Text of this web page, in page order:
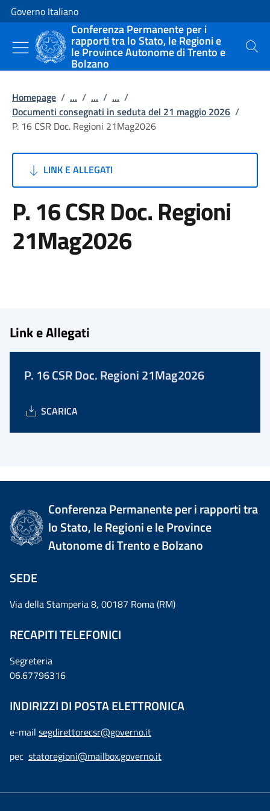
Vai al contenuto
Vai alla navigazione del sito
Governo Italiano
Conferenza Permanente per i
rapporti tra lo Stato, le Regioni e
le Province Autonome di Trento e
Bolzano
Cerca
Homepage / ... / ... / ... /
Documenti consegnati in seduta del 21 maggio 2026 /
P. 16 CSR Doc. Regioni 21Mag2026
LINK E ALLEGATI
P. 16 CSR Doc. Regioni
21Mag2026
Link e Allegati
P. 16 CSR Doc. Regioni 21Mag2026
SCARICA
Conferenza Permanente per i rapporti tra
lo Stato, le Regioni e le Province
Autonome di Trento e Bolzano
SEDE
Via della Stamperia 8, 00187 Roma (RM)
RECAPITI TELEFONICI
Segreteria
06.67796316
INDIRIZZI DI POSTA ELETTRONICA
e-mail segdirettorecsr@governo.it
pec statoregioni@mailbox.governo.it